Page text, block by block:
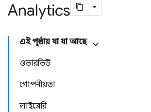
Analytics
এই পৃষ্ঠায় যা যা আছে
ওভারভিউ
গোপনীয়তা
লাইব্রেরি